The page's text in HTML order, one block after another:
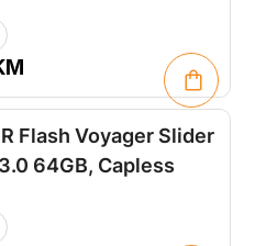
Flash Voyager Slider
64GB, Capless